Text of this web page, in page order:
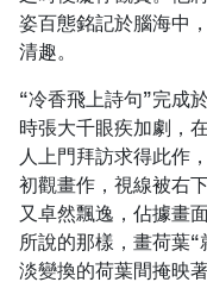
姿百態銘記於腦海中
清趣。
“冷香飛上詩句”完成
時張大千眼疾加劇，
人上門拜訪求得此作
初觀畫作，視線被右
又卓然飄逸，佔據畫
所說的那樣，畫荷葉
淡變換的荷葉間掩映